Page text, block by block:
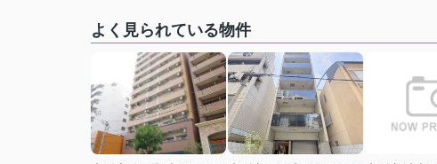
よく見られている物件